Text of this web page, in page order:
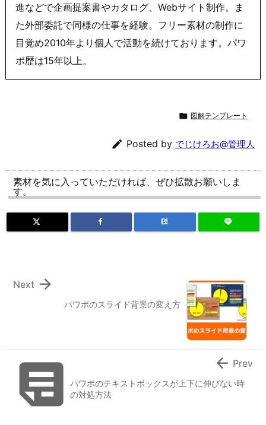
進などで企画提案書やカタログ、Webサイト制作。ま
た外部委託で同様の仕事を経験。フリー素材の制作に
目覚め2010年より個人で活動を続けております。パワ
ポ歴は15年以上。
 図解テンプレート
 Posted by でじけろお@管理人
素材を気に入っていただければ、ぜひ拡散お願いしま
す。
B!
パワポのスライド背景の変え方

Next
パワポのテキストボックスが上下に伸びない時
の対処方法
 Prev